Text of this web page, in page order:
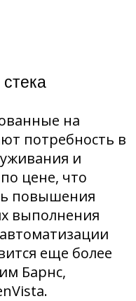
на
потребность в
и
цене, что
повышения
выполнения
еще более
Барнс,